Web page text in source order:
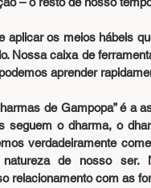
aplicar os meios hábeis
Nossa caixa de
aprender
de Gampopa” é a
seguem o dharma, o
verdadeiramente
de nosso ser.
relacionamento com as